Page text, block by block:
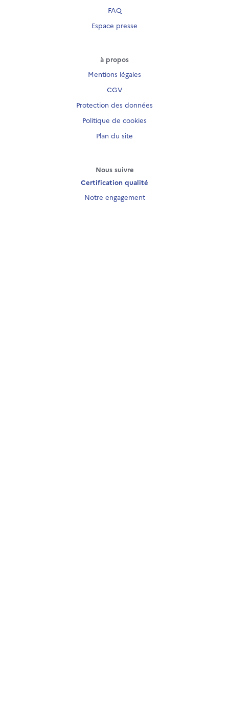
FAQ
Espace presse
à propos
Mentions légales
CGV
Protection des données
Politique de cookies
Plan du site
Nous suivre
Certification qualité
Notre engagement